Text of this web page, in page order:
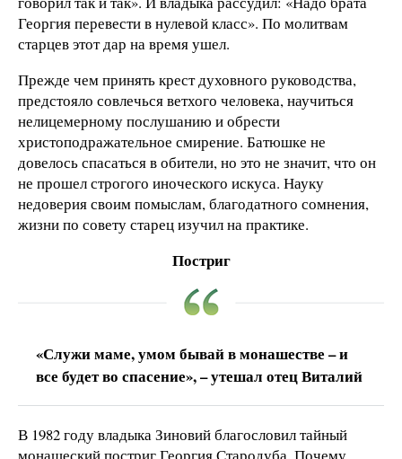
Георгия перевести в нулевой класс». По молитвам
старцев этот дар на время ушел.
Прежде чем принять крест духовного руководства,
предстояло совлечься ветхого человека, научиться
нелицемерному послушанию и обрести
христоподражательное смирение. Батюшке не
довелось спасаться в обители, но это не значит, что он
не прошел строгого иноческого искуса. Науку
недоверия своим помыслам, благодатного сомнения,
жизни по совету старец изучил на практике.
Постриг
«Служи маме, умом бывай в монашестве – и
все будет во спасение», – утешал отец Виталий
В 1982 году владыка Зиновий благословил тайный
монашеский постриг Георгия Стародуба. Почему